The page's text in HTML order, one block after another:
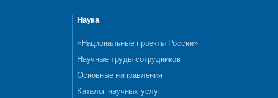
Наука
«Национальные проекты России»
Научные труды сотрудников
Основные направления
Каталог научных услуг